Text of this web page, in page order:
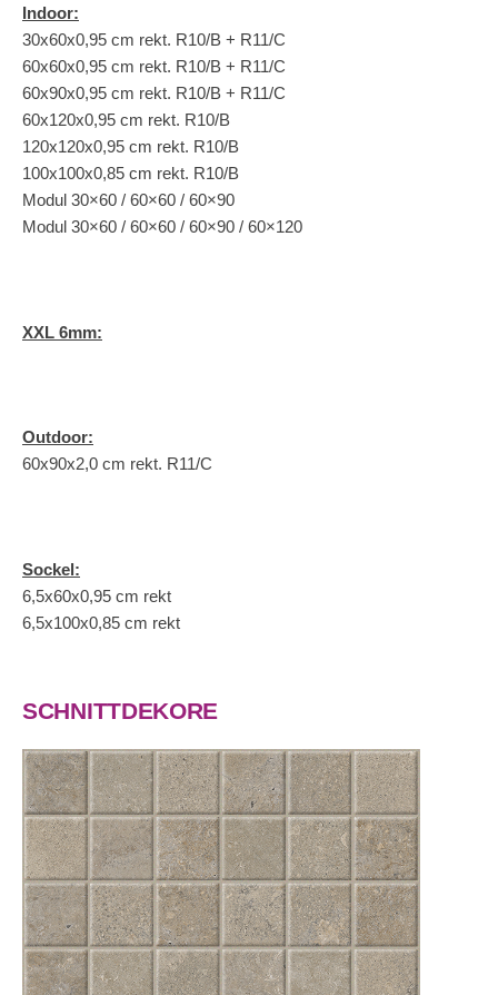
Indoor:
30x60x0,95 cm rekt. R10/B + R11/C
60x60x0,95 cm rekt. R10/B + R11/C
60x90x0,95 cm rekt. R10/B + R11/C
60x120x0,95 cm rekt. R10/B
120x120x0,95 cm rekt. R10/B
100x100x0,85 cm rekt. R10/B
Modul 30×60 / 60×60 / 60×90
Modul 30×60 / 60×60 / 60×90 / 60×120
XXL 6mm:
Outdoor:
60x90x2,0 cm rekt. R11/C
Sockel:
6,5x60x0,95 cm rekt
6,5x100x0,85 cm rekt
SCHNITTDEKORE